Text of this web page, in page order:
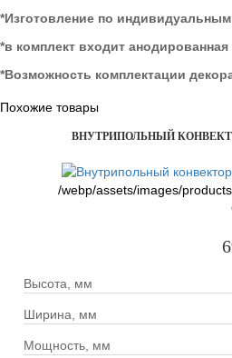
*Изготовление по
*в комплект входит
*Возможность комплектации
Похожие товары
ВНУТРИПОЛЬНЫЙ КОНВЕКТОР
/webp/assets/images/
Высота, мм
Ширина, мм
Мощность, мм